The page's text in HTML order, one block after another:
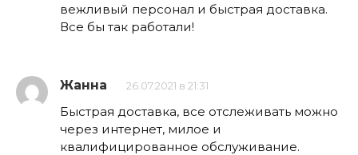
вежливый персонал и быстрая доставка.
Все бы так работали!
Жанна 26.07.2021 в 21:31
Быстрая доставка, все отслеживать можно
через интернет, милое и
квалифицированное обслуживание.